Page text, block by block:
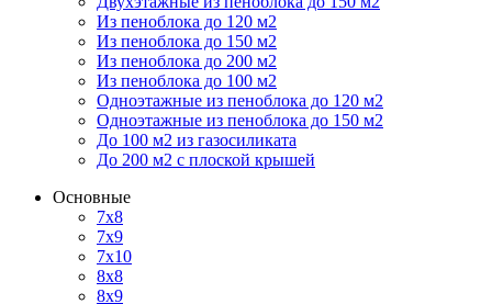
Из пеноблока до 120 м2
Из пеноблока до 150 м2
Из пеноблока до 200 м2
Из пеноблока до 100 м2
Одноэтажные из пеноблока до 120 м2
Одноэтажные из пеноблока до 150 м2
До 100 м2 из газосиликата
До 200 м2 с плоской крышей
Основные
7х8
7х9
7х10
8х8
8х9